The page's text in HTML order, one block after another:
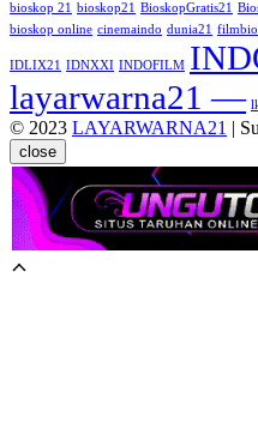
bioskop 21 bioskop21 BioskopGratis21
bioskop online cinemaindo dunia21
IDLIX21 IDNXXI INDOFILM
layarwarna21 —
© 2023 LAYARWARNA21 |
close